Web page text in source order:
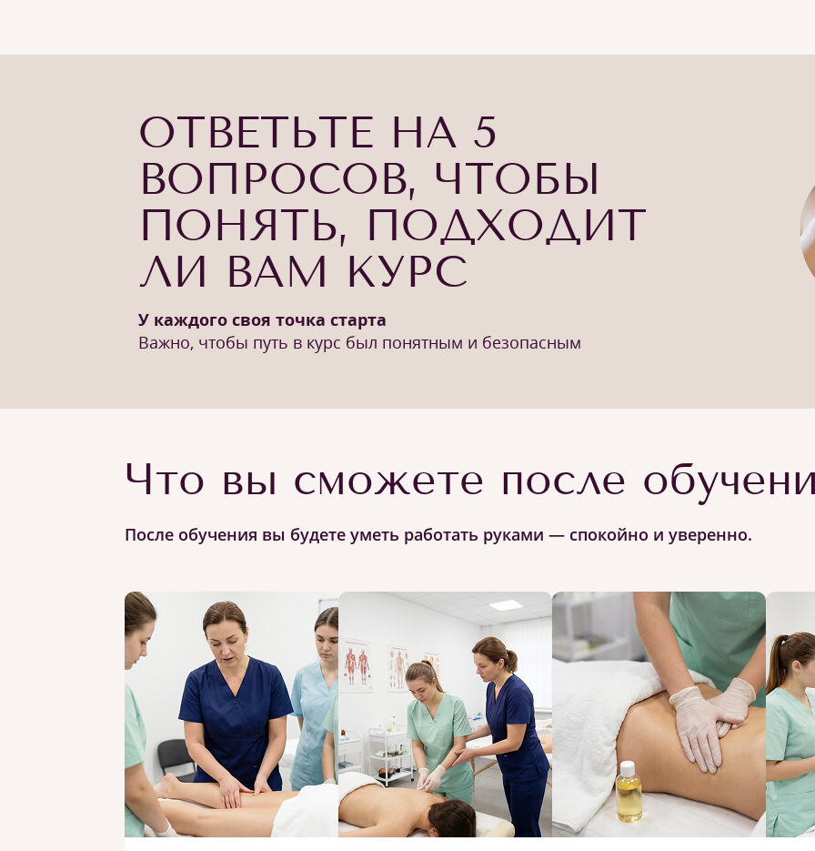
ОТВЕТЬТЕ НА 5
ВОПРОСОВ, ЧТОБЫ
ПОНЯТЬ, ПОДХОДИТ
ЛИ ВАМ КУРС
У каждого своя точка старта
Важно, чтобы путь в курс был понятным и безопасным
Что вы сможете после
После обучения вы будете уметь работать руками — спокойно и уверенно.